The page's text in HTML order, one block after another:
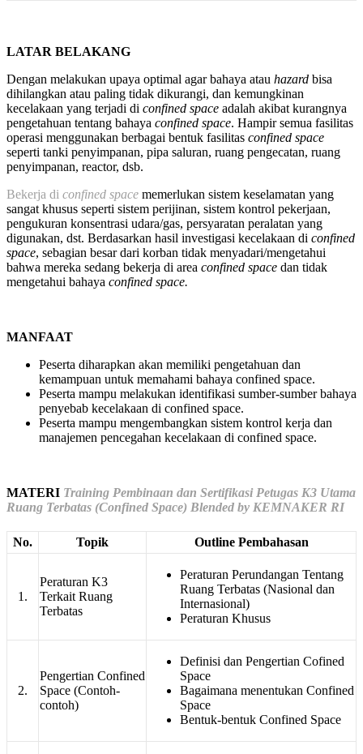
LATAR BELAKANG
Dengan melakukan upaya optimal agar bahaya atau hazard bisa
dihilangkan atau paling tidak dikurangi, dan kemungkinan
kecelakaan yang terjadi di confined space adalah akibat kurangnya
pengetahuan tentang bahaya confined space. Hampir semua fasilitas
operasi menggunakan berbagai bentuk fasilitas confined space
seperti tanki penyimpanan, pipa saluran, ruang pengecatan, ruang
penyimpanan, reactor, dsb.
Bekerja di confined space memerlukan sistem keselamatan yang
sangat khusus seperti sistem perijinan, sistem kontrol pekerjaan,
pengukuran konsentrasi udara/gas, persyaratan peralatan yang
digunakan, dst. Berdasarkan hasil investigasi kecelakaan di confined
space, sebagian besar dari korban tidak menyadari/mengetahui
bahwa mereka sedang bekerja di area confined space dan tidak
mengetahui bahaya confined space.
MANFAAT
Peserta diharapkan akan memiliki pengetahuan dan
kemampuan untuk memahami bahaya confined space.
Peserta mampu melakukan identifikasi sumber-sumber bahaya
penyebab kecelakaan di confined space.
Peserta mampu mengembangkan sistem kontrol kerja dan
manajemen pencegahan kecelakaan di confined space.
MATERI Training Pembinaan dan Sertifikasi Petugas K3 Utama
Ruang Terbatas (Confined Space) Blended by KEMNAKER RI
No. Topik Outline Pembahasan
1.
Peraturan K3
Terkait Ruang
Terbatas
Peraturan Perundangan Tentang
Ruang Terbatas (Nasional dan
Internasional)
Peraturan Khusus
2.
Pengertian Confined
Space (Contoh-
contoh)
Definisi dan Pengertian Cofined
Space
Bagaimana menentukan Confined
Space
Bentuk-bentuk Confined Space